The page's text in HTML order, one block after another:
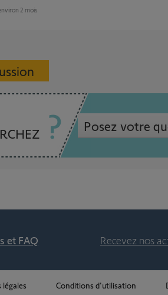
2 mois
Posez votre
et FAQ Recevez nos
Conditions d'utilisation